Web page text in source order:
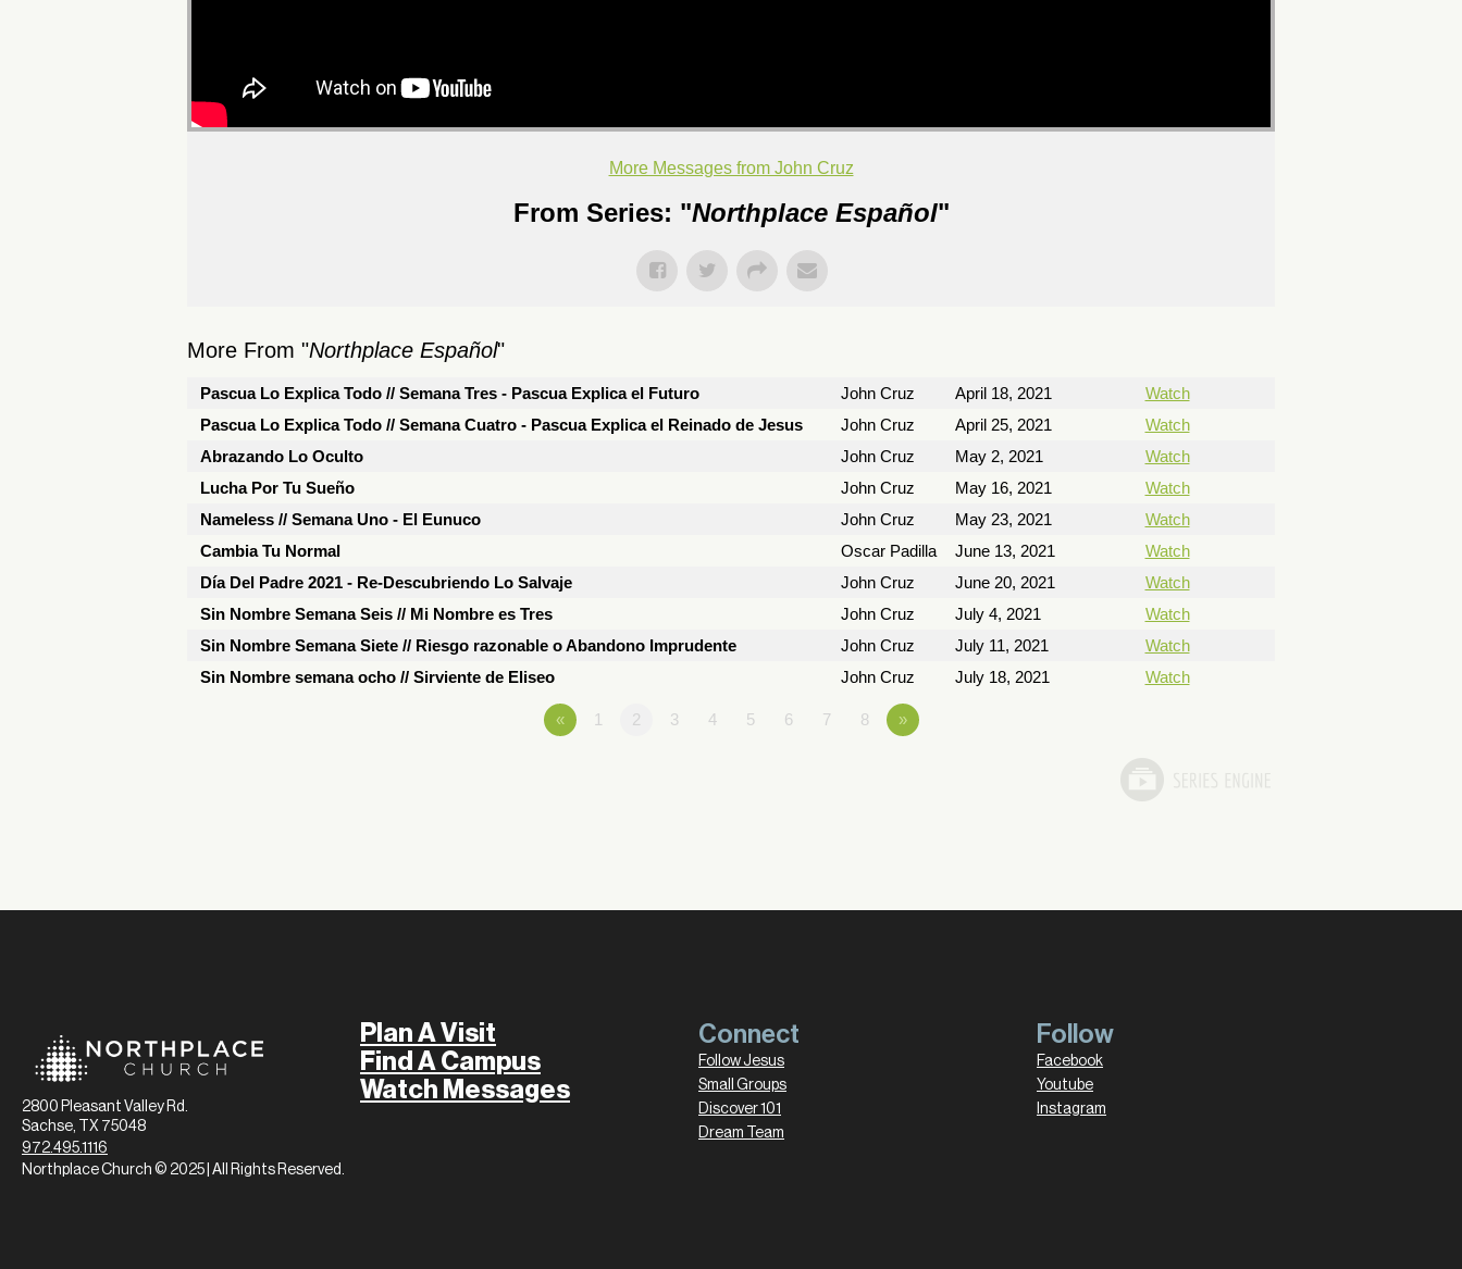
More Messages from John Cruz
From Series: "Northplace Español"
More From "Northplace Español"
Pascua Lo Explica Todo // Semana Tres - Pascua Explica el Futuro John Cruz April 18, 2021
Watch
Pascua Lo Explica Todo // Semana Cuatro - Pascua Explica el Reinado de Jesus
John Cruz April 25, 2021
Watch
Abrazando Lo Oculto
John Cruz May 2, 2021
Watch
Lucha Por Tu Sueño
John Cruz May 16, 2021
Watch
Nameless // Semana Uno - El Eunuco
John Cruz May 23, 2021
Watch
Cambia Tu Normal
Oscar Padilla June 13, 2021
Watch
Día Del Padre 2021 - Re-Descubriendo Lo Salvaje
John Cruz June 20, 2021
Watch
Sin Nombre Semana Seis // Mi Nombre es Tres
John Cruz July 4, 2021
Watch
Sin Nombre Semana Siete // Riesgo razonable o Abandono Imprudente
John Cruz July 11, 2021
Watch
Sin Nombre semana ocho // Sirviente de Eliseo
John Cruz July 18, 2021 Watch
« 1 2 3 4 5 6 7 8 »
2800 Pleasant Valley Rd.
Sachse, TX 75048
972.495.1116
Plan A Visit
Find A Campus
Watch Messages
Connect
Follow Jesus
Small Groups
Discover 101
Dream Team
Follow
Facebook
Youtube
Instagram
Northplace Church © 2025 | All Rights Reserved.